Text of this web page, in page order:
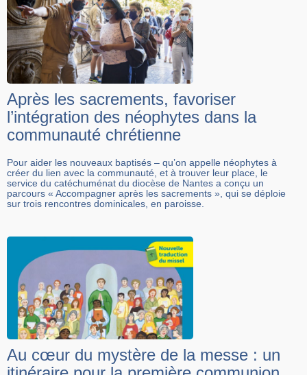
Après les sacrements, favoriser
l’intégration des néophytes dans la
communauté chrétienne
Pour aider les nouveaux baptisés – qu’on appelle néophytes à
créer du lien avec la communauté, et à trouver leur place, le
service du catéchuménat du diocèse de Nantes a conçu un
parcours « Accompagner après les sacrements », qui se déploie
sur trois rencontres dominicales, en paroisse.
Au cœur du mystère de la messe : un